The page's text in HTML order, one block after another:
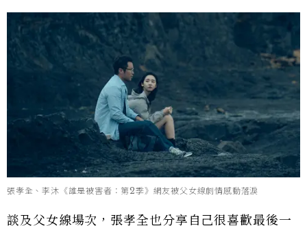
張孝全、李沐《誰是被害者：第2季》網友被父女線劇情感動落淚
談及父女線場次，張孝全也分享自己很喜歡最後一